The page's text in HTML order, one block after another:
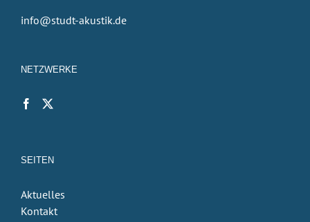
info@studt-akustik.de
NETZWERKE
SEITEN
Aktuelles
Kontakt